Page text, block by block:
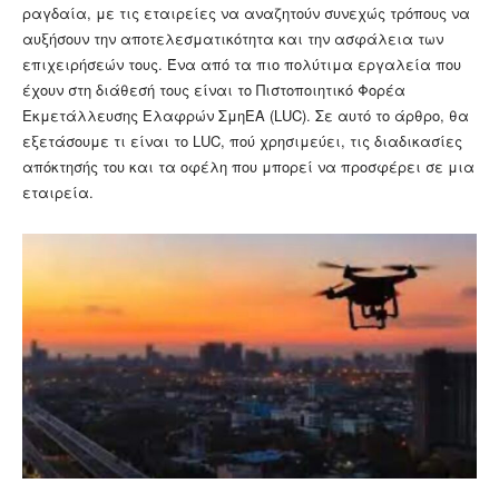
ραγδαία, με τις εταιρείες να αναζητούν συνεχώς τρόπους να
αυξήσουν την αποτελεσματικότητα και την ασφάλεια των
επιχειρήσεών τους. Ένα από τα πιο πολύτιμα εργαλεία που
έχουν στη διάθεσή τους είναι το Πιστοποιητικό Φορέα
Εκμετάλλευσης Ελαφρών ΣμηΕΑ (LUC). Σε αυτό το άρθρο, θα
εξετάσουμε τι είναι το LUC, πού χρησιμεύει, τις διαδικασίες
απόκτησής του και τα οφέλη που μπορεί να προσφέρει σε μια
εταιρεία.